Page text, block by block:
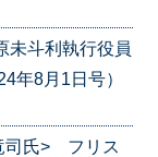
未斗利執行役員
年8月1日号）
司氏> フリス